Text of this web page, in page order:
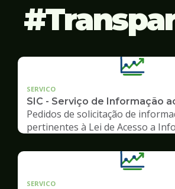
SERVICO
SIC - Serviço de Informação
Pedidos de solicitação de
pertinentes à Lei de Acesso a
SERVICO